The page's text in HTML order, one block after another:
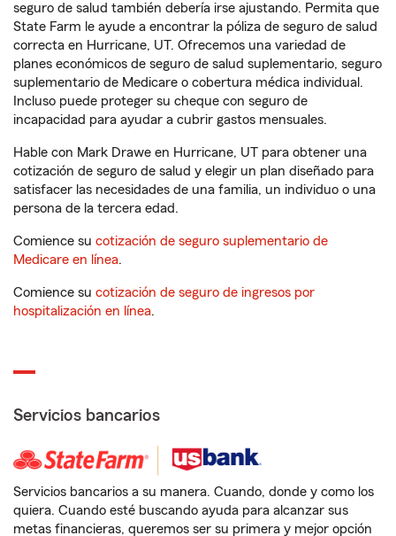
seguro de salud también debería irse ajustando. Permita que
State Farm le ayude a encontrar la póliza de seguro de salud
correcta en Hurricane, UT. Ofrecemos una variedad de
planes económicos de seguro de salud suplementario, seguro
suplementario de Medicare o cobertura médica individual.
Incluso puede proteger su cheque con seguro de
incapacidad para ayudar a cubrir gastos mensuales.
Hable con Mark Drawe en Hurricane, UT para obtener una
cotización de seguro de salud y elegir un plan diseñado para
satisfacer las necesidades de una familia, un individuo o una
persona de la tercera edad.
Comience su cotización de seguro suplementario de
Medicare en línea.
Comience su cotización de seguro de ingresos por
hospitalización en línea.
Servicios bancarios
Servicios bancarios a su manera. Cuando, donde y como los
quiera. Cuando esté buscando ayuda para alcanzar sus
metas financieras, queremos ser su primera y mejor opción